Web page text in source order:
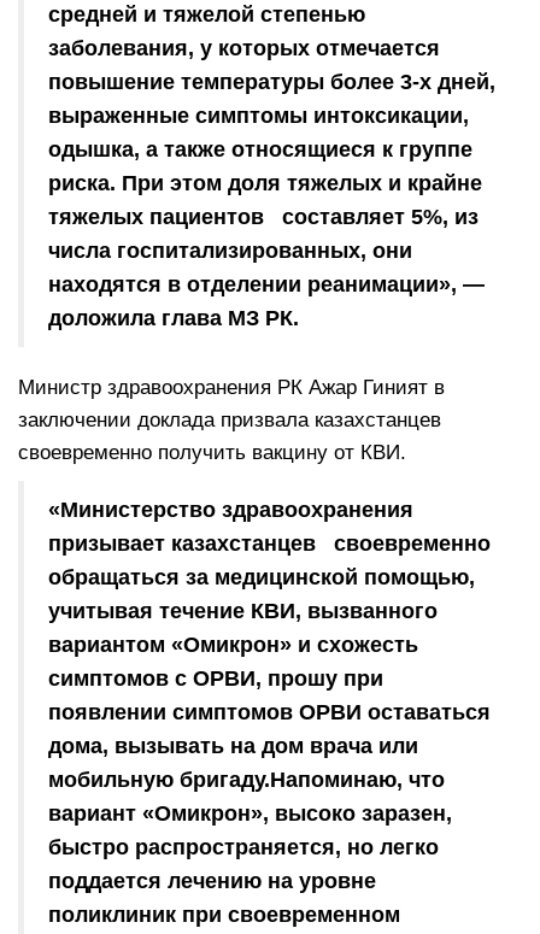
средней и тяжелой степенью
заболевания, у которых отмечается
повышение температуры более 3-х дней,
выраженные симптомы интоксикации,
одышка, а также относящиеся к группе
риска. При этом доля тяжелых и крайне
тяжелых пациентов составляет 5%, из
числа госпитализированных, они
находятся в отделении реанимации», —
доложила глава МЗ РК.
Министр здравоохранения РК Ажар Гиният в
заключении доклада призвала казахстанцев
своевременно получить вакцину от КВИ.
«Министерство здравоохранения
призывает казахстанцев своевременно
обращаться за медицинской помощью,
учитывая течение КВИ, вызванного
вариантом «Омикрон» и схожесть
симптомов с ОРВИ, прошу при
появлении симптомов ОРВИ оставаться
дома, вызывать на дом врача или
мобильную бригаду.Напоминаю, что
вариант «Омикрон», высоко заразен,
быстро распространяется, но легко
поддается лечению на уровне
поликлиник при своевременном